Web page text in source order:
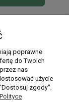
poprawne
do Twoich
nas
użycie
zgody".